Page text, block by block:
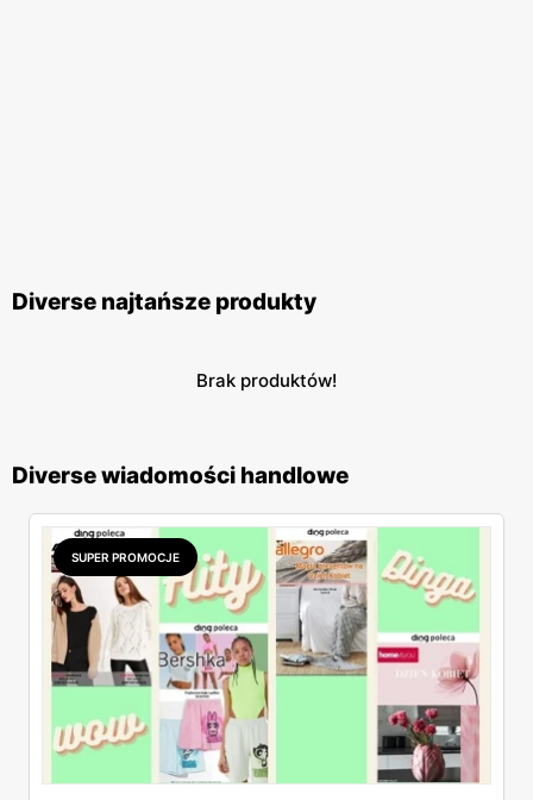
Diverse najtańsze produkty
Brak produktów!
Diverse wiadomości handlowe
SUPER PROMOCJE